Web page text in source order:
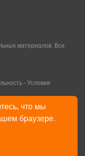
что мы
браузере.
материалов. Все
- Условия
и технические
время без уведомления
упаковки может